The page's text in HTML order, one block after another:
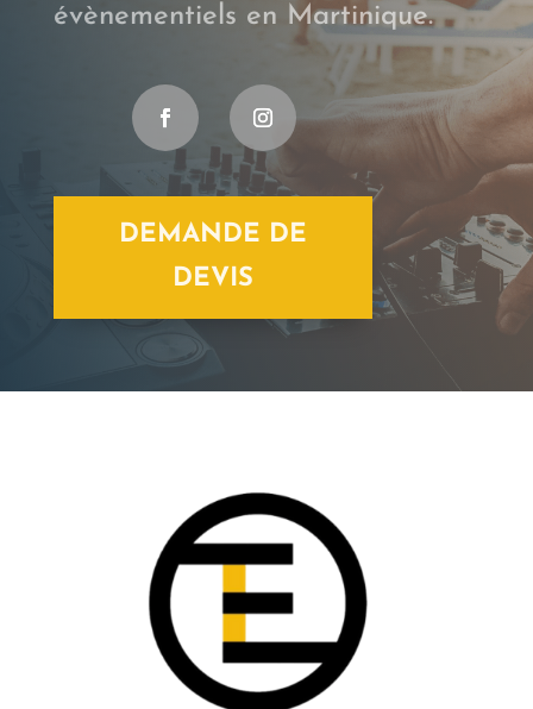
évènementiels en Martinique.
DEMANDE DE
DEVIS